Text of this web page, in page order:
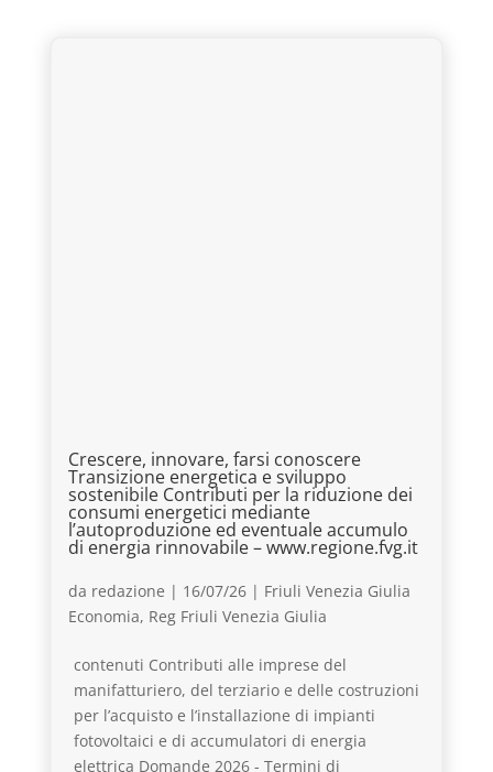
Crescere, innovare, farsi conoscere
Transizione energetica e sviluppo
sostenibile Contributi per la riduzione dei
consumi energetici mediante
l’autoproduzione ed eventuale accumulo
di energia rinnovabile – www.regione.fvg.it
da redazione | 16/07/26| Friuli Venezia Giulia
Economia, Reg Friuli Venezia Giulia
contenuti Contributi alle imprese del
manifatturiero, del terziario e delle costruzioni
per l’acquisto e l’installazione di impianti
fotovoltaici e di accumulatori di energia
elettrica Domande 2026 - Termini di